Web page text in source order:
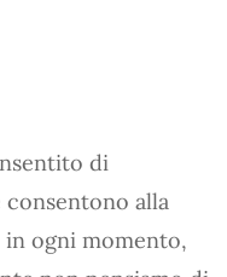
di
alla
ogni momento,